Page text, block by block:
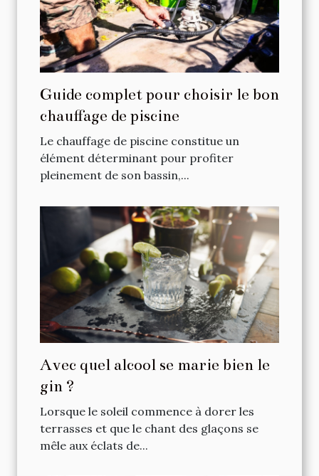
Guide complet pour choisir le bon
chauffage de piscine
Le chauffage de piscine constitue un
élément déterminant pour profiter
pleinement de son bassin,...
Avec quel alcool se marie bien le
gin ?
Lorsque le soleil commence à dorer les
terrasses et que le chant des glaçons se
mêle aux éclats de...